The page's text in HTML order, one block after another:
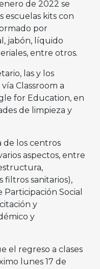
de 2022 se
escuelas kits con
por
jabón, líquido
entre otros.
las y los
Classroom a
for Education, en
de limpieza y
de los centros
aspectos, entre
filtros sanitarios),
Participación Social
y
y
el regreso a clases
lunes 17 de